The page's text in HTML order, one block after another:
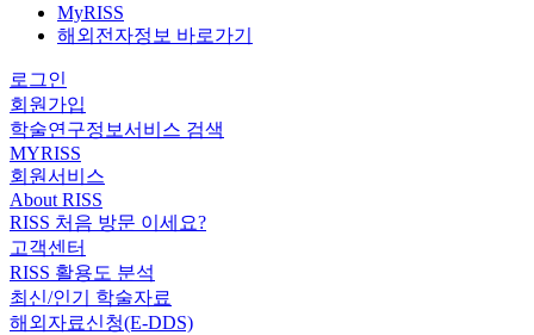
MyRISS
해외전자정보 바로가기
로그인
회원가입
학술연구정보서비스 검색
MYRISS
회원서비스
About RISS
RISS 처음 방문 이세요?
고객센터
RISS 활용도 분석
최신/인기 학술자료
해외자료신청(E-DDS)